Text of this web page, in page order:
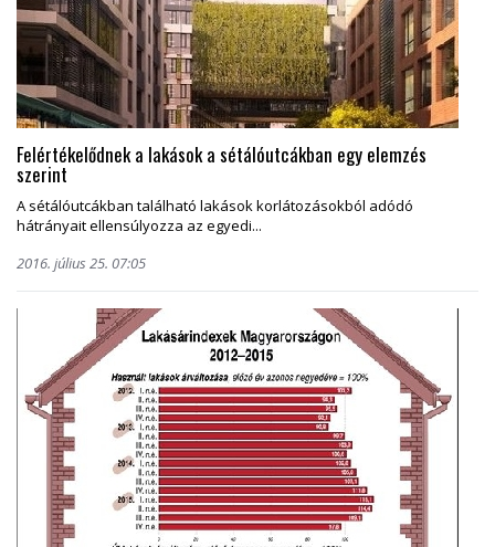
Felértékelődnek a lakások a sétálóutcákban egy elemzés
szerint
A sétálóutcákban található lakások korlátozásokból adódó
hátrányait ellensúlyozza az egyedi...
2016. július 25. 07:05